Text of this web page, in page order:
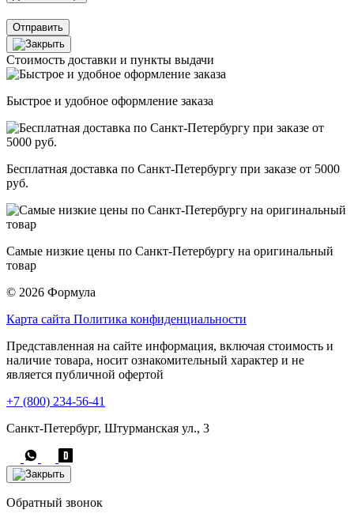
Отправить
Стоимость доставки и пункты выдачи
Быстрое и удобное оформление заказа
Бесплатная доставка по Санкт-Петербургу при заказе от 5000
руб.
Самые низкие цены по Санкт-Петербургу на оригинальный
товар
© 2026 Формула
Карта сайта Политика конфиденциальности
Представленная на сайте информация, включая стоимость и
наличие товара, носит ознакомительный характер и не
является публичной офертой
+7 (800) 234-56-41
Санкт-Петербург, Штурманская ул., 3
Обратный звонок